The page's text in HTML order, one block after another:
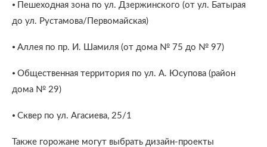
⦁ Пешеходная зона по ул. Дзержинского (от ул. Батырая
до ул. Рустамова/Первомайская)
⦁ Аллея по пр. И. Шамиля (от дома № 75 до № 97)
⦁ Общественная территория по ул. А. Юсупова (район
дома № 29)
⦁ Сквер по ул. Агасиева, 25/1
Также горожане могут выбрать дизайн-проекты